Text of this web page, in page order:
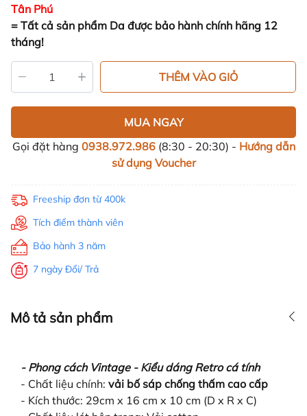
Tân Phú
= Tất cả sản phẩm Da được bảo hành chính hãng 12
tháng!
THÊM VÀO GIỎ
MUA NGAY
Gọi đặt hàng 0938.972.986(8:30 - 20:30) - Hướng dẫn
sử dụng Voucher
Freeship đơn từ 400k
Tích điểm thành viên
Bảo hành 3 năm
7 ngày Đổi/ Trả
Mô tả sản phẩm
- Phong cách Vintage - Kiểu dáng Retro cá tính
- Chất liệu chính: vải bố sáp chống thấm cao cấp
- Kích thước: 29cm x 16 cm x 10 cm (D x R x C)